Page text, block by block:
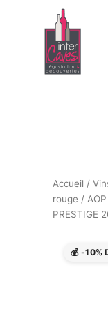
Aller au contenu
Accueil /
rouge / AOP
PRESTIGE
💰 -10%